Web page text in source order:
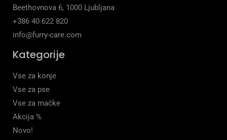
Beethovnova 6, 1000 Ljubljana
+386 40 622 820
info@furry-care.com
Kategorije
Vse za konje
Vse za pse
Vse za mačke
Akcija %
Novo!